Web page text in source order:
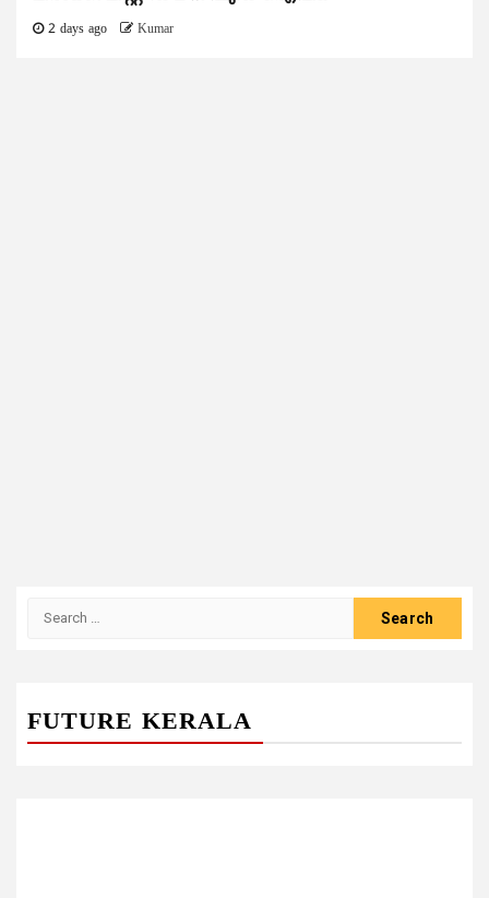
2 days ago Kumar
FUTURE KERALA